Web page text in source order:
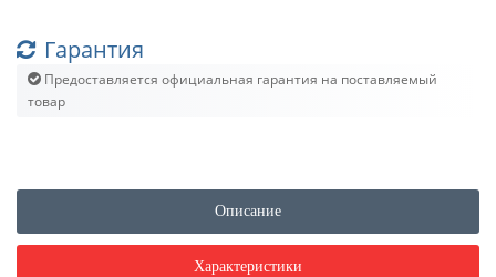
Гарантия
Предоставляется официальная гарантия на поставляемый
товар
Описание
Характеристики